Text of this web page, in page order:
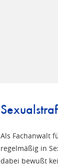
Als Fachanwalt
regelmäßig in
dabei bewußt